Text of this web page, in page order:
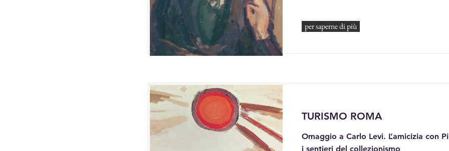
per saperne di più
TURISMO ROMA
Omaggio a Carlo Levi. L’amicizia con
i sentieri del collezionismo